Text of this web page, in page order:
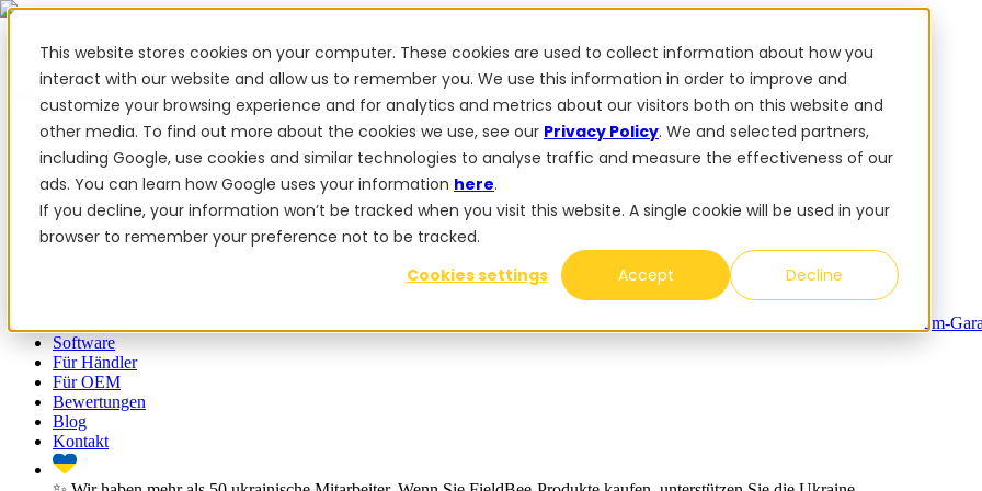
This website stores cookies on your computer. These cookies are used to collect information about how you
interact with our website and allow us to remember you. We use this information in order to improve and
customize your browsing experience and for analytics and metrics about our visitors both on this website and
other media. To find out more about the cookies we use, see our Privacy Policy. We and selected partners,
including Google, use cookies and similar technologies to analyse traffic and measure the effectiveness of our
ads. You can learn how Google uses your information here.
If you decline, your information won’t be tracked when you visit this website. A single cookie will be used in your
browser to remember your preference not to be tracked.
Cookies settings
Accept Decline
✨ Wir haben mehr als 50 ukrainische Mitarbeiter. Wenn Sie FieldBee-Produkte kaufen, unterstützen Sie die Ukraine.
Produkte
Produkte
PowerSteer™PowerSteer ReadyPowerGuide ISOBUS Upgrade-Kit
1-jährige Premium-
Software
Für Händler
Für OEM
Bewertungen
Blog
Kontakt